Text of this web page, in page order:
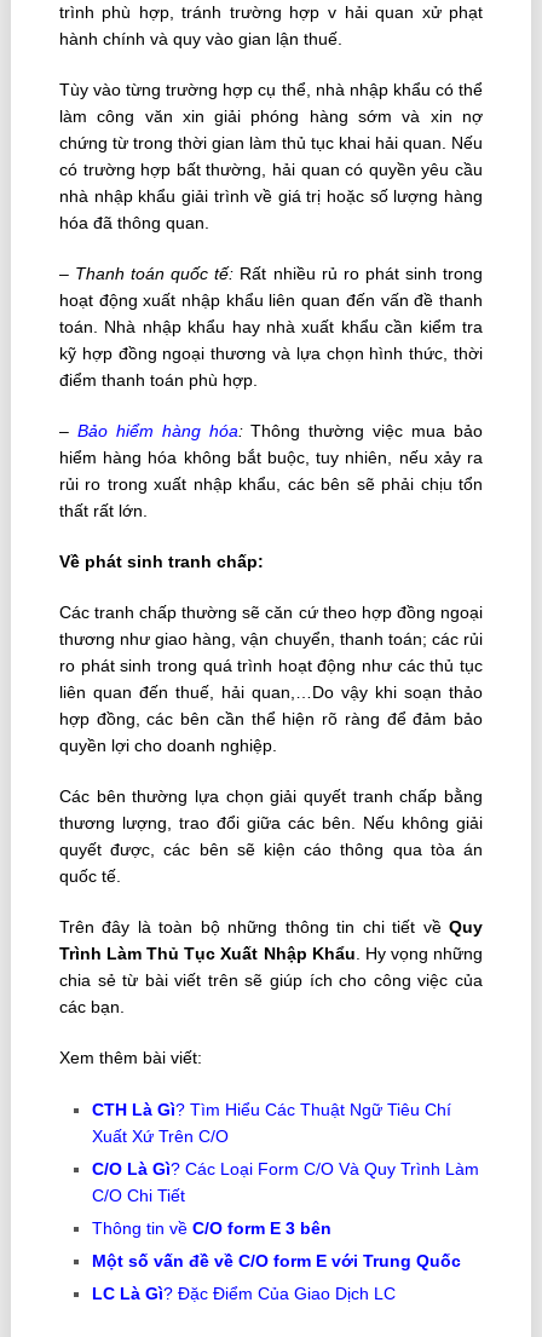
trình phù hợp, tránh trường hợp v hải quan xử phạt
hành chính và quy vào gian lận thuế.
Tùy vào từng trường hợp cụ thể, nhà nhập khẩu có thể
làm công văn xin giải phóng hàng sớm và xin nợ
chứng từ trong thời gian làm thủ tục khai hải quan. Nếu
có trường hợp bất thường, hải quan có quyền yêu cầu
nhà nhập khẩu giải trình về giá trị hoặc số lượng hàng
hóa đã thông quan.
– Thanh toán quốc tế: Rất nhiều rủ ro phát sinh trong
hoạt động xuất nhập khẩu liên quan đến vấn đề thanh
toán. Nhà nhập khẩu hay nhà xuất khẩu cần kiểm tra
kỹ hợp đồng ngoại thương và lựa chọn hình thức, thời
điểm thanh toán phù hợp.
– Bảo hiểm hàng hóa:Thông thường việc mua bảo
hiểm hàng hóa không bắt buộc, tuy nhiên, nếu xảy ra
rủi ro trong xuất nhập khẩu, các bên sẽ phải chịu tổn
thất rất lớn.
Về phát sinh tranh chấp:
Các tranh chấp thường sẽ căn cứ theo hợp đồng ngoại
thương như giao hàng, vận chuyển, thanh toán; các rủi
ro phát sinh trong quá trình hoạt động như các thủ tục
liên quan đến thuế, hải quan,…Do vậy khi soạn thảo
hợp đồng, các bên cần thể hiện rõ ràng để đảm bảo
quyền lợi cho doanh nghiệp.
Các bên thường lựa chọn giải quyết tranh chấp bằng
thương lượng, trao đổi giữa các bên. Nếu không giải
quyết được, các bên sẽ kiện cáo thông qua tòa án
quốc tế.
Trên đây là toàn bộ những thông tin chi tiết vềQuy
Trình Làm Thủ Tục Xuất Nhập Khẩu . Hy vọng những
chia sẻ từ bài viết trên sẽ giúp ích cho công việc của
các bạn.
Xem thêm bài viết:
CTH Là Gì? Tìm Hiểu Các Thuật Ngữ Tiêu Chí
Xuất Xứ Trên C/O
C/O Là Gì? Các Loại Form C/O Và Quy Trình Làm
C/O Chi Tiết
Thông tin về C/O form E 3 bên
Một số vấn đề về C/O form E với Trung Quốc
LC Là Gì? Đặc Điểm Của Giao Dịch LC